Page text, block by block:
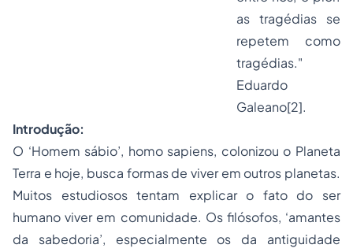
as tragédias se
repetem como
tragédias."
Eduardo
Galeano[2].
Introdução:
O ‘Homem sábio’, homo sapiens, colonizou o Planeta
Terra e hoje, busca formas de viver em outros planetas.
Muitos estudiosos tentam explicar o fato do ser
humano viver em comunidade. Os filósofos, ‘amantes
da sabedoria’, especialmente os da antiguidade